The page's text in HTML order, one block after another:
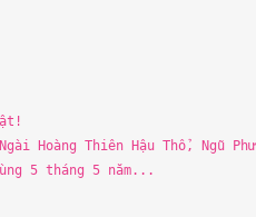
iHoàng Thiên Hậu Thổ, Ngũ
5 tháng 5năm...